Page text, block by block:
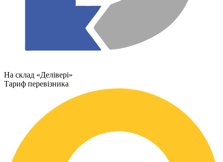
На склад «Делівері»
Тариф перевізника